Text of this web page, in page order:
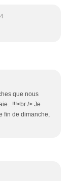
que nous
/> Je
fin de dimanche,